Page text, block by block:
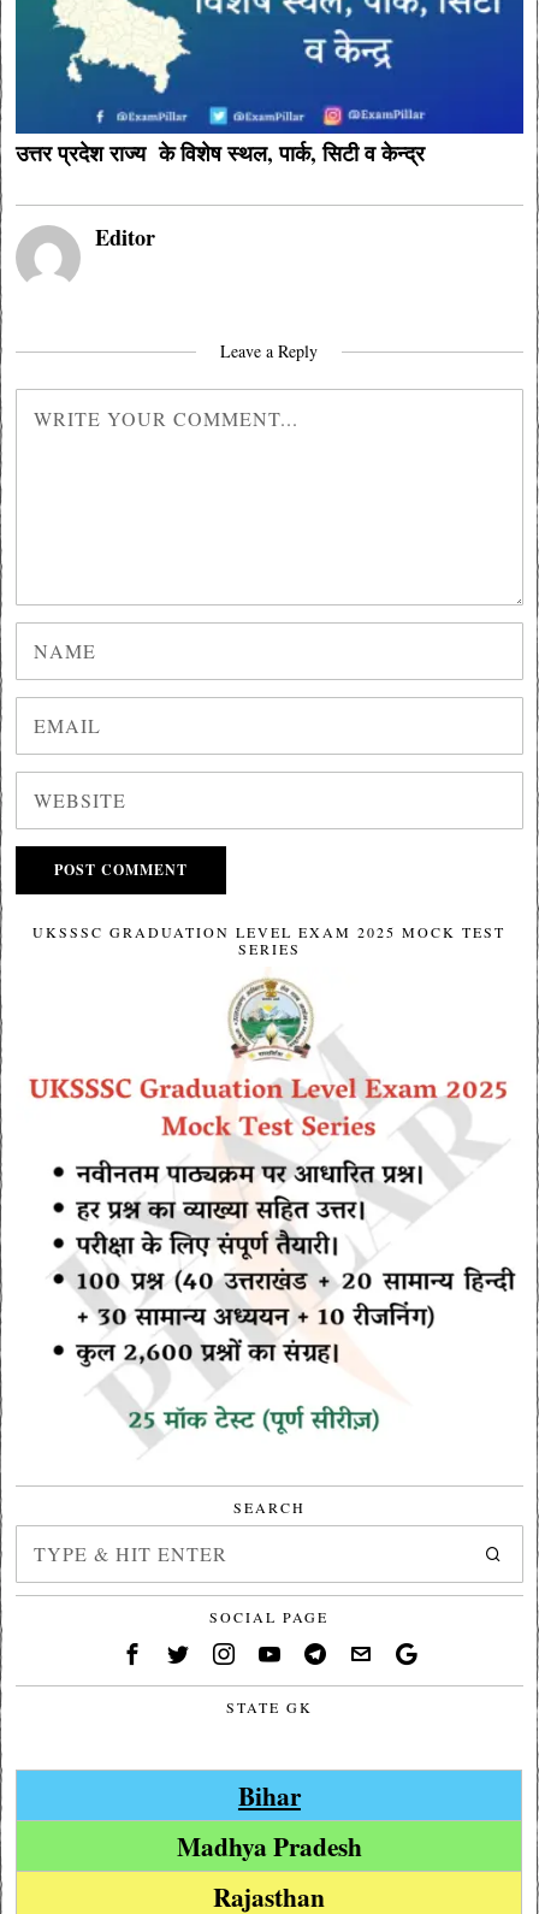
उत्तर प्रदेश राज्य के विशेष स्थल, पार्क, सिटी व केन्द्र
Editor
Leave a Reply
UKSSSC GRADUATION LEVEL EXAM 2025 MOCK TEST
SERIES
SEARCH
SOCIAL PAGE
STATE GK
Bihar
Madhya Pradesh
Rajasthan